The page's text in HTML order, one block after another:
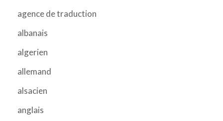
agence de traduction
albanais
algerien
allemand
alsacien
anglais